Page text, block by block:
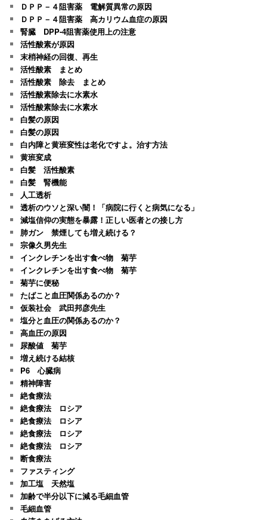
ＤＰＰ－４阻害薬 電解質異常の原因
ＤＰＰ－４阻害薬 高カリウム血症の原因
腎臓 DPP-4阻害薬使用上の注意
活性酸素が原因
末梢神経の回復、再生
活性酸素 まとめ
活性酸素 除去 まとめ
活性酸素除去に水素水
活性酸素除去に水素水
白髪の原因
白髪の原因
白内障と黄班変性は老化ですよ。治す方法
黄班変成
白髪 活性酸素
白髪 腎機能
人工透析
透析のウソと深い闇！「病院に行くと病気になる」
減塩信仰の実態を暴露！正しい医者との接し方
肺ガン 禁煙しても増え続ける？
宗像久男先生
インクレチンを出す食べ物 菊芋
インクレチンを出す食べ物 菊芋
菊芋に便秘
たばこと血圧関係あるのか？
仮装社会 武田邦彦先生
塩分と血圧の関係あるのか？
高血圧の原因
尿酸値 菊芋
増え続ける結核
P6 心臓病
精神障害
絶食療法
絶食療法 ロシア
絶食療法 ロシア
絶食療法 ロシア
絶食療法 ロシア
断食療法
ファスティング
加工塩 天然塩
加齢で半分以下に減る毛細血管
毛細血管